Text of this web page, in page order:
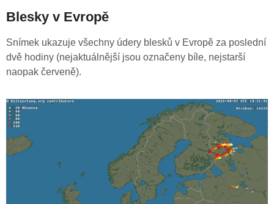
Blesky v Evropě
Snímek ukazuje všechny údery blesků v Evropě za poslední
dvě hodiny (nejaktuálnější jsou označeny bíle, nejstarší
naopak červeně).